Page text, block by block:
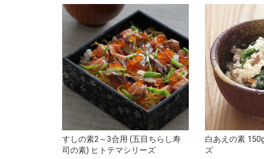
すしの素2～3合用 (五目ちらし寿
司の素) ヒトテマシリーズ
白あえの素
ズ